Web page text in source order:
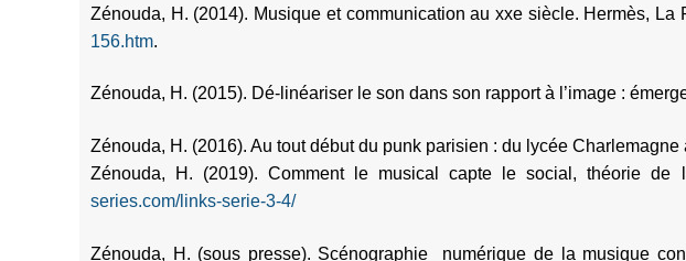
Zénouda, H. (2014). Musique et communication au xxe siècle. Hermès, La
156.htm.
Zénouda, H. (2015). Dé-linéariser le son dans son rapport à l’image :
Zénouda, H. (2016). Au tout début du punk parisien : du lycée
Zénouda, H. (2019). Comment le musical capte le social, théorie de
series.com/links-serie-3-4/
Zénouda, H. (sous presse). Scénographie numérique de la musique